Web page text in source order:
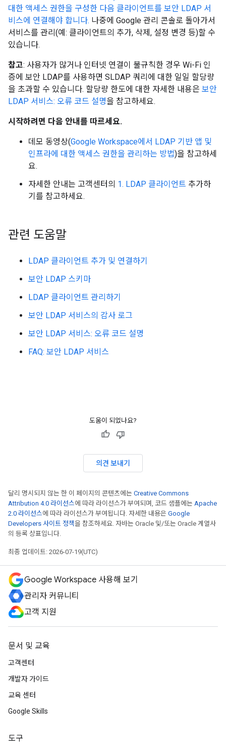
대한 액세스 권한을 구성한 다음 클라이언트를 보안 LDAP 서
비스에 연결해야 합니다. 나중에 Google 관리 콘솔로 돌아가서
서비스를 관리(예: 클라이언트의 추가, 삭제, 설정 변경 등)할 수
있습니다.
참고: 사용자가 많거나 인터넷 연결이 불규칙한 경우 Wi-Fi 인
증에 보안 LDAP를 사용하면 SLDAP 쿼리에 대한 일일 할당량
을 초과할 수 있습니다. 할당량 한도에 대한 자세한 내용은 보안
LDAP 서비스: 오류 코드 설명을 참고하세요.
시작하려면 다음 안내를 따르세요.
데모 동영상(Google Workspace에서 LDAP 기반 앱 및
인프라에 대한 액세스 권한을 관리하는 방법)을 참고하세
요.
자세한 안내는 고객센터의 1. LDAP 클라이언트 추가하
기를 참고하세요.
관련 도움말
LDAP 클라이언트 추가 및 연결하기
보안 LDAP 스키마
LDAP 클라이언트 관리하기
보안 LDAP 서비스의 감사 로그
보안 LDAP 서비스: 오류 코드 설명
FAQ: 보안 LDAP 서비스
도움이 되었나요?
의견 보내기
달리 명시되지 않는 한 이 페이지의 콘텐츠에는 Creative Commons
Attribution 4.0 라이선스에 따라 라이선스가 부여되며, 코드 샘플에는 Apache
2.0 라이선스에 따라 라이선스가 부여됩니다. 자세한 내용은 Google
Developers 사이트 정책을 참조하세요. 자바는 Oracle 및/또는 Oracle 계열사
의 등록 상표입니다.
최종 업데이트: 2026-07-19(UTC)
Google Workspace 사용해 보기
관리자 커뮤니티
고객 지원
문서 및 교육
고객센터
개발자 가이드
교육 센터
Google Skills
도구